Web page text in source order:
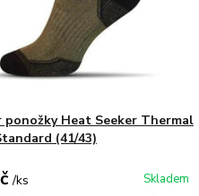
ponožky Heat Seeker Thermal
(41/43)
/ks Skladem